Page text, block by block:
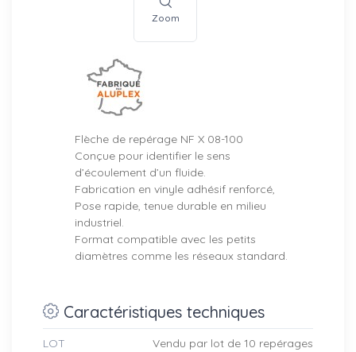
Zoom
Flèche de repérage NF X 08-100
Conçue pour identifier le sens
d’écoulement d’un fluide.
Fabrication en vinyle adhésif renforcé,
Pose rapide, tenue durable en milieu
industriel.
Format compatible avec les petits
diamètres comme les réseaux standard.
Caractéristiques techniques
LOT Vendu par lot de 10 repérages